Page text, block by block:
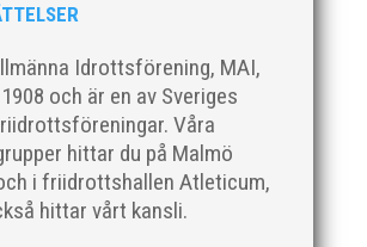
Idrottsförening, MAI,
och är en av Sveriges
Våra
hittar du på Malmö
i friidrottshallen Atleticum,
hittar vårt kansli.